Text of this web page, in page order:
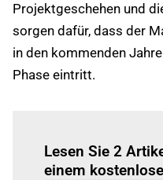
Projektgeschehen und
sorgen dafür, dass der
in den kommenden
Phase eintritt.
Lesen Sie 2
einem